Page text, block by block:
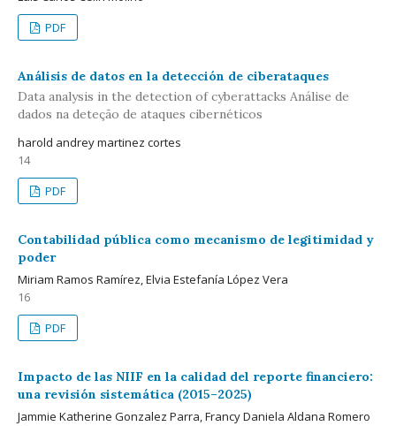
PDF
Análisis de datos en la detección de ciberataques
Data analysis in the detection of cyberattacks Análise de
dados na deteção de ataques cibernéticos
harold andrey martinez cortes
14
PDF
Contabilidad pública como mecanismo de legitimidad y
poder
Miriam Ramos Ramírez, Elvia Estefanía López Vera
16
PDF
Impacto de las NIIF en la calidad del reporte financiero:
una revisión sistemática (2015–2025)
Jammie Katherine Gonzalez Parra, Francy Daniela Aldana Romero